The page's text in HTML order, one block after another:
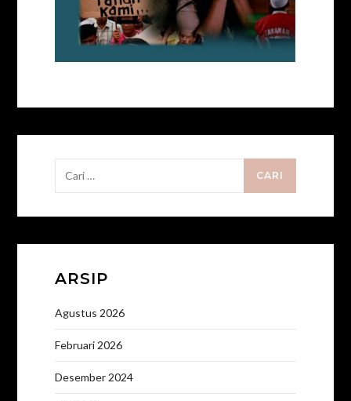
ARSIP
Agustus 2026
Februari 2026
Desember 2024